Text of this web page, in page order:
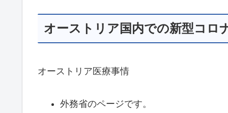
オーストリア国内での新型コロ
オーストリア医療事情
外務省のページです。